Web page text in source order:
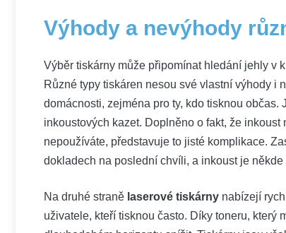
Výhody a nevýhody
Výběr tiskárny může připomínat hledání jehly v
Různé typy tiskáren nesou své vlastní výhody i
domácnosti, zejména pro ty, kdo tisknou
inkoustových kazet. Doplněno o fakt, že
nepoužíváte, představuje to jisté komplikace.
dokladech na poslední chvíli, a inkoust je
Na druhé straně laserové tiskárny nabízejí
uživatele, kteří tisknou často. Díky toneru, který